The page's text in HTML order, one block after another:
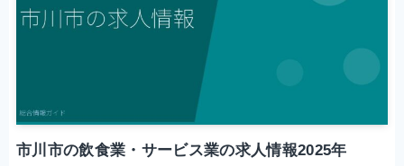
市川市の飲食業・サービス業の求人情報2025年